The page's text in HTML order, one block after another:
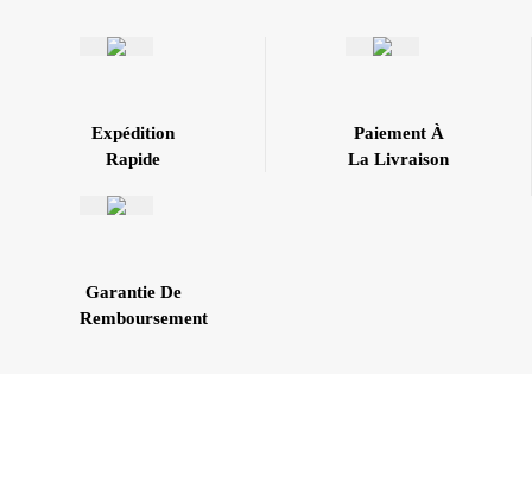
Paiement À
La Livraison
Expédition
Rapide
Garantie De
Remboursement